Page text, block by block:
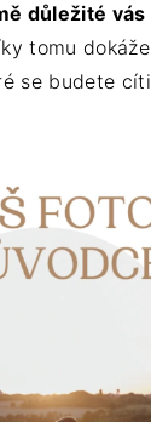
důležité
tomu
se budete